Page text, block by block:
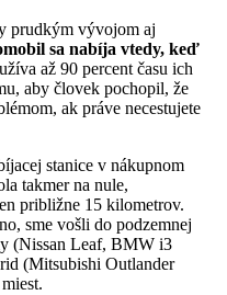
prudkým vývojom aj
sa nabíja vtedy, keď
až 90 percent času ich
aby človek pochopil, že
ak práve necestujete
stanice v nákupnom
takmer na nule,
približne 15 kilometrov.
sme vošli do podzemnej
(Nissan Leaf, BMW i3
(Mitsubishi Outlander